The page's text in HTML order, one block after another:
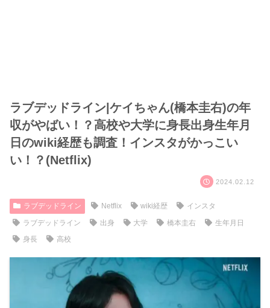
ラブデッドライン|ケイちゃん(橋本圭右)の年
収がやばい！？高校や大学に身長出身生年月
日のwiki経歴も調査！インスタがかっこい
い！？(Netflix)
2024.02.12
ラブデッドライン Netflix wiki経歴
インスタ
ラブデッドライン
出身 大学 橋本圭右
生年月日
身長
高校